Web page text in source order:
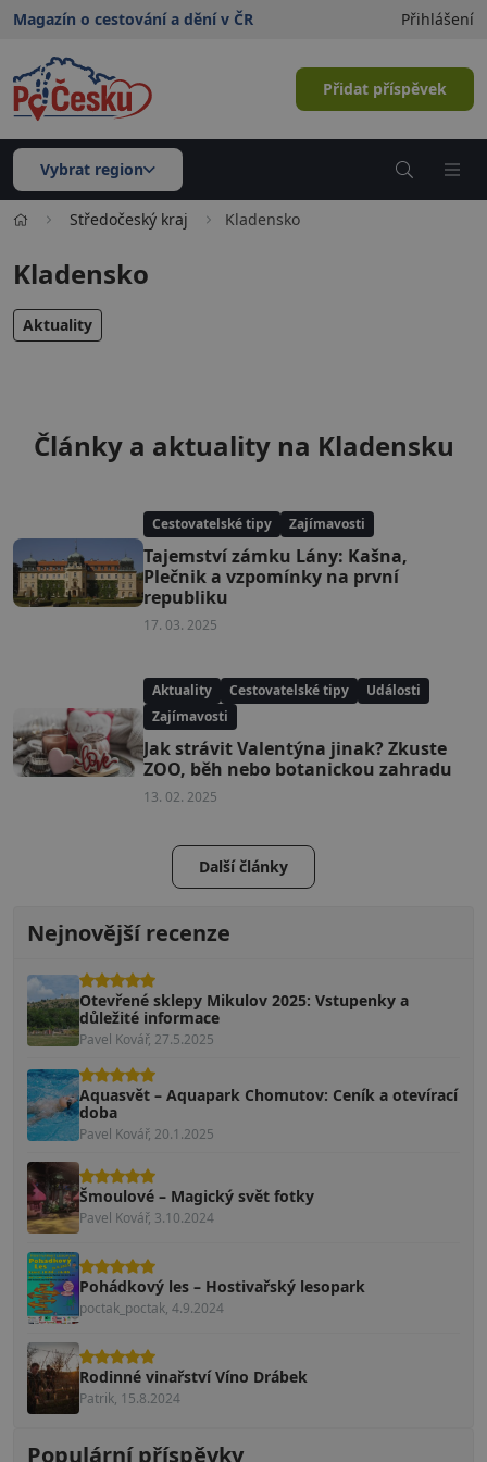
Magazín o cestování a dění v ČR Přihlášení
Přidat příspěvek
Vybrat region
Středočeský kraj Kladensko
Kladensko
Aktuality
Články a aktuality na Kladensku
Cestovatelské tipy Zajímavosti
Tajemství zámku Lány: Kašna,
Plečnik a vzpomínky na první
republiku
17. 03. 2025
Aktuality Cestovatelské tipy
Události
Zajímavosti
Jak strávit Valentýna jinak? Zkuste
ZOO, běh nebo botanickou zahradu
13. 02. 2025
Další články
Nejnovější recenze
Otevřené sklepy Mikulov 2025: Vstupenky a
důležité informace
Pavel Kovář, 27.5.2025
Aquasvět – Aquapark Chomutov: Ceník a otevírací
doba
Pavel Kovář, 20.1.2025
Šmoulové – Magický svět fotky
Pavel Kovář, 3.10.2024
Pohádkový les – Hostivařský lesopark
poctak_poctak, 4.9.2024
Rodinné vinařství Víno Drábek
Patrik, 15.8.2024
Populární příspěvky